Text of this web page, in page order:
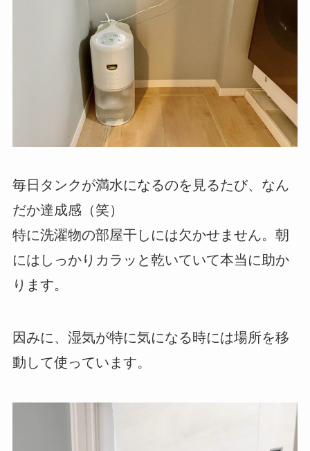
毎日タンクが満水になるのを見るたび、なん
だか達成感（笑）
特に洗濯物の部屋干しには欠かせません。朝
にはしっかりカラッと乾いていて本当に助か
ります。
因みに、湿気が特に気になる時には場所を移
動して使っています。